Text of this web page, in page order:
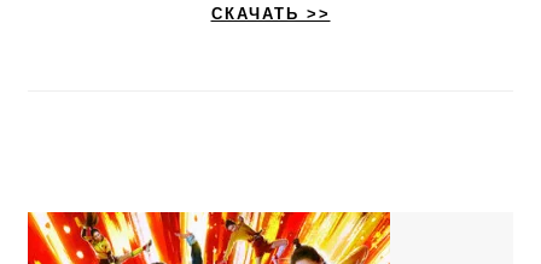
СКАЧАТЬ >>